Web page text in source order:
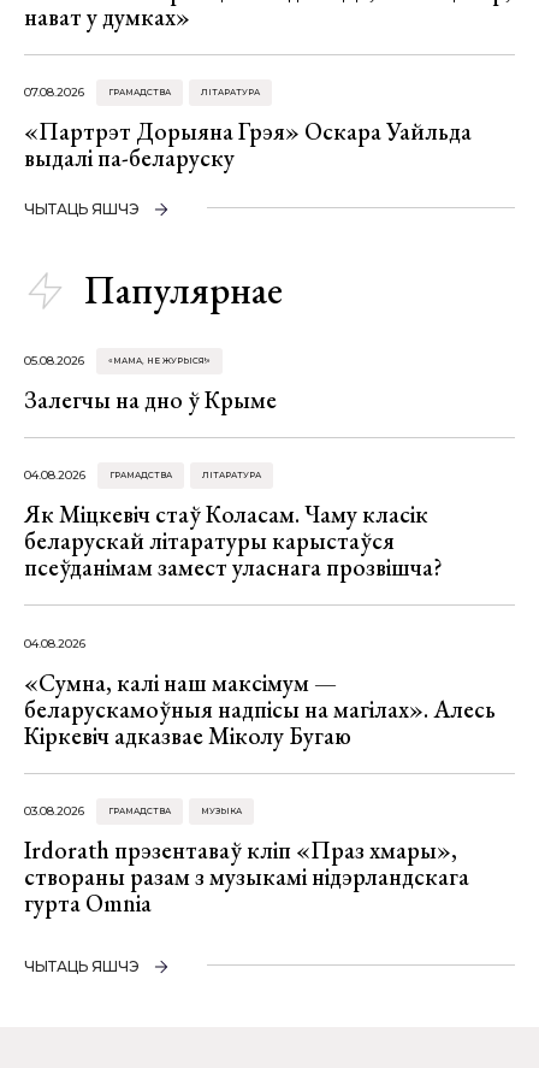
нават у думках»
07.08.2026 ГРАМАДСТВА ЛІТАРАТУРА
«Партрэт Дорыяна Грэя» Оскара Уайльда
выдалі па-беларуску
ЧЫТАЦЬ ЯШЧЭ
Папулярнае
05.08.2026 «МАМА, НЕ ЖУРЫСЯ!»
Залегчы на дно ў Крыме
04.08.2026 ГРАМАДСТВА ЛІТАРАТУРА
Як Міцкевіч стаў Коласам. Чаму класік
беларускай літаратуры карыстаўся
псеўданімам замест уласнага прозвішча?
04.08.2026
«Сумна, калі наш максімум —
беларускамоўныя надпісы на магілах». Алесь
Кіркевіч адказвае Міколу Бугаю
03.08.2026 ГРАМАДСТВА МУЗЫКА
Irdorath прэзентаваў кліп «Праз хмары»,
створаны разам з музыкамі нідэрландскага
гурта Omnia
ЧЫТАЦЬ ЯШЧЭ